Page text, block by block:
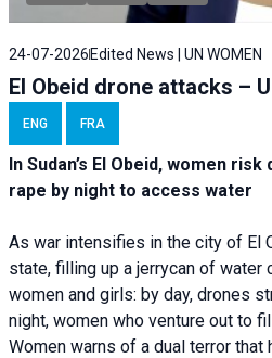
24-07-2026 Edited News | UN WOMEN
El Obeid drone attacks –
ENG FRA
In Sudan’s El Obeid, women
rape by night to access water
As war intensifies in the city of El
state, filling up a jerrycan of water
women and girls: by day, drones
night, women who venture out to
Women warns of a dual terror